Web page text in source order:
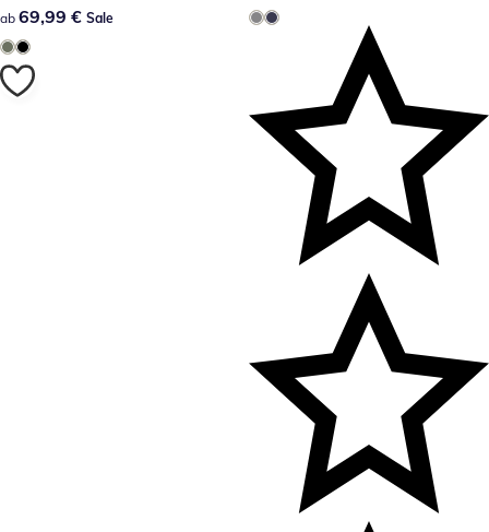
69,99 €
ab 69,99 € Sale